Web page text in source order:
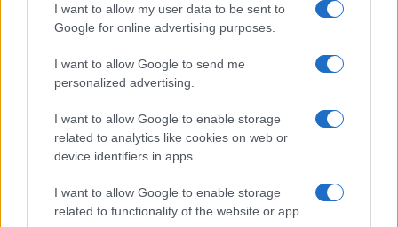
I want to allow my user data to be sent to
Google for online advertising purposes.
I want to allow Google to send me
personalized advertising.
I want to allow Google to enable storage
related to analytics like cookies on web or
device identifiers in apps.
I want to allow Google to enable storage
related to functionality of the website or app.
Explorando las similitudes y diferencias entre la
gastronomía peruana y ecuatoriana